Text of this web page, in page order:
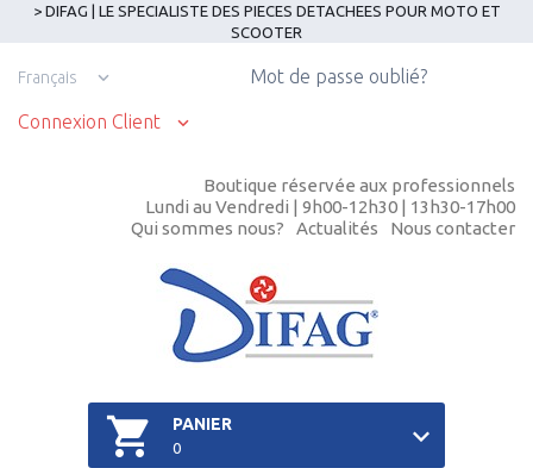
> DIFAG | LE SPECIALISTE DES PIECES DETACHEES POUR MOTO ET
SCOOTER
Français
Connexion Client
Mot de passe oublié?
Boutique réservée aux professionnels
Lundi au Vendredi | 9h00-12h30 | 13h30-17h00
Qui sommes nous?
Actualités Nous contacter
PANIER
0